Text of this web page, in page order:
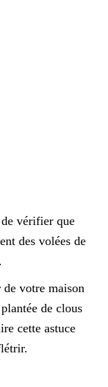
de vérifier que
des volées de
de votre maison
de clous
cette astuce